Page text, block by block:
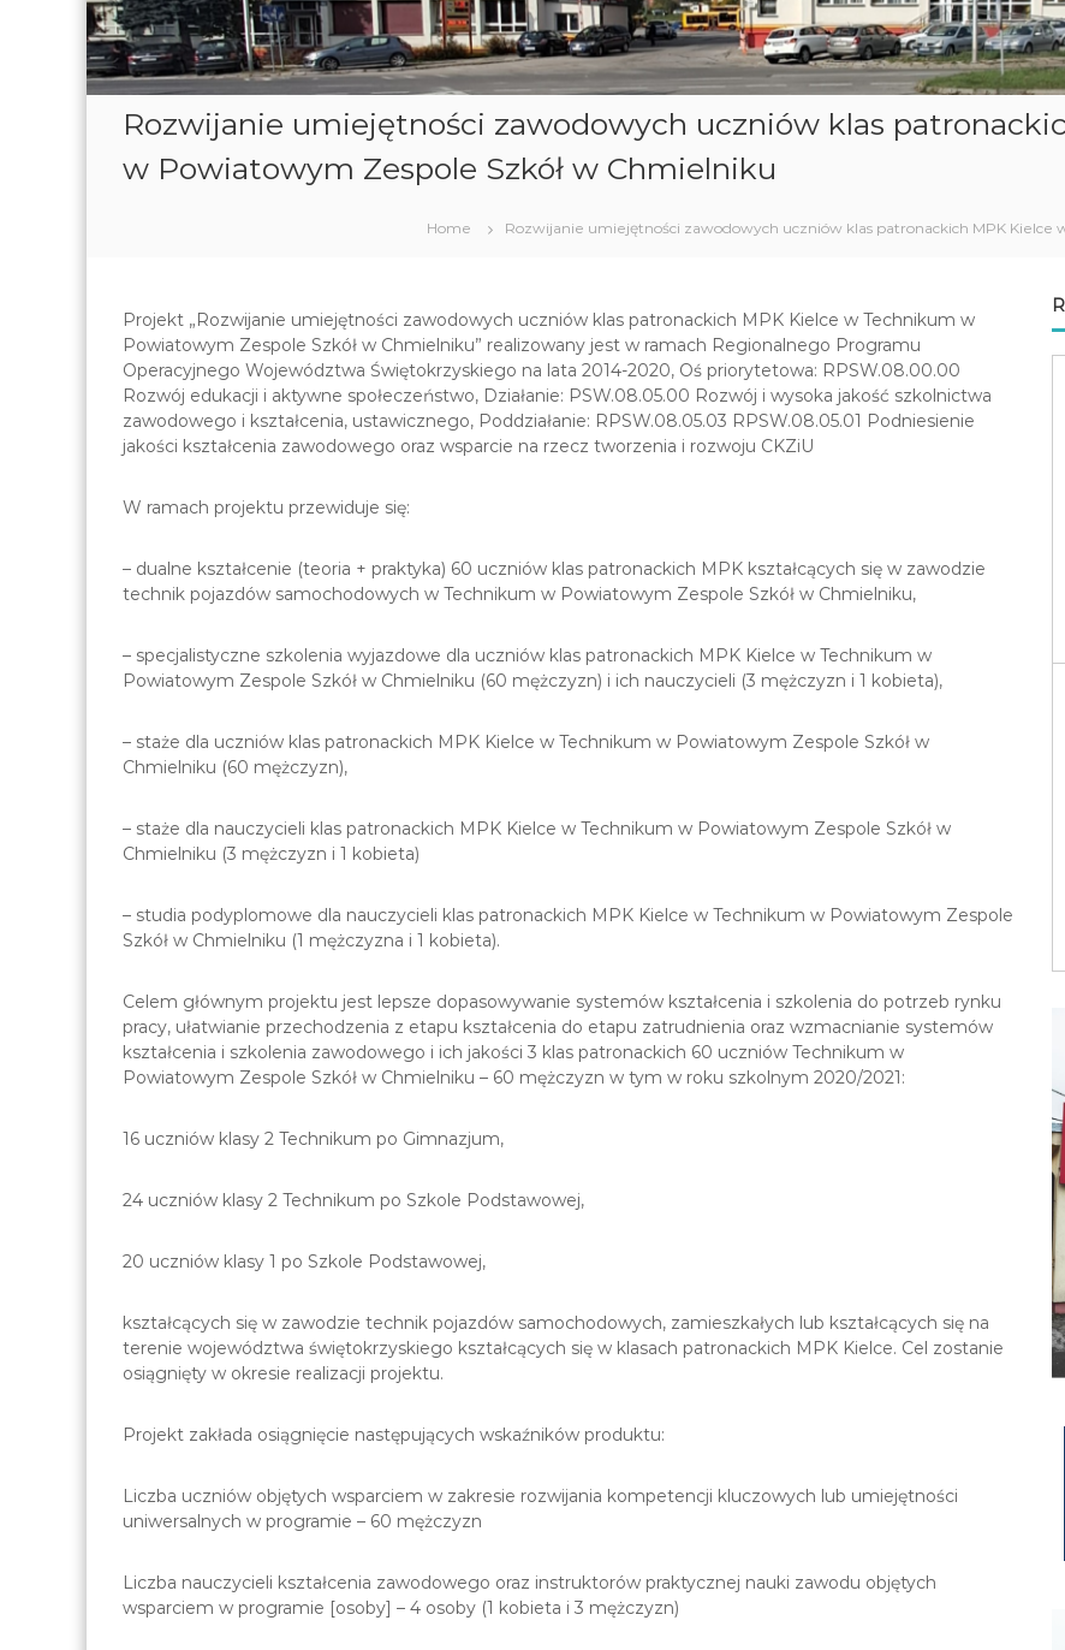
Rozwijanie umiejętności zawodowych uczniów klas
w Powiatowym Zespole Szkół w Chmielniku
Home Rozwijanie umiejętności zawodowych uczniów klas patronackich MPK
Projekt „Rozwijanie umiejętności zawodowych uczniów klas patronackich MPK Kielce w Technikum w
Powiatowym Zespole Szkół w Chmielniku” realizowany jest w ramach Regionalnego Programu
Operacyjnego Województwa Świętokrzyskiego na lata 2014-2020, Oś priorytetowa: RPSW.08.00.00
Rozwój edukacji i aktywne społeczeństwo, Działanie: PSW.08.05.00 Rozwój i wysoka jakość szkolnictwa
zawodowego i kształcenia, ustawicznego, Poddziałanie: RPSW.08.05.03 RPSW.08.05.01 Podniesienie
jakości kształcenia zawodowego oraz wsparcie na rzecz tworzenia i rozwoju CKZiU
W ramach projektu przewiduje się:
– dualne kształcenie (teoria + praktyka) 60 uczniów klas patronackich MPK kształcących się w zawodzie
technik pojazdów samochodowych w Technikum w Powiatowym Zespole Szkół w Chmielniku,
– specjalistyczne szkolenia wyjazdowe dla uczniów klas patronackich MPK Kielce w Technikum w
Powiatowym Zespole Szkół w Chmielniku (60 mężczyzn) i ich nauczycieli (3 mężczyzn i 1 kobieta),
– staże dla uczniów klas patronackich MPK Kielce w Technikum w Powiatowym Zespole Szkół w
Chmielniku (60 mężczyzn),
– staże dla nauczycieli klas patronackich MPK Kielce w Technikum w Powiatowym Zespole Szkół w
Chmielniku (3 mężczyzn i 1 kobieta)
– studia podyplomowe dla nauczycieli klas patronackich MPK Kielce w Technikum w Powiatowym Zespole
Szkół w Chmielniku (1 mężczyzna i 1 kobieta).
Celem głównym projektu jest lepsze dopasowywanie systemów kształcenia i szkolenia do potrzeb rynku
pracy, ułatwianie przechodzenia z etapu kształcenia do etapu zatrudnienia oraz wzmacnianie systemów
kształcenia i szkolenia zawodowego i ich jakości 3 klas patronackich 60 uczniów Technikum w
Powiatowym Zespole Szkół w Chmielniku – 60 mężczyzn w tym w roku szkolnym 2020/2021:
16 uczniów klasy 2 Technikum po Gimnazjum,
24 uczniów klasy 2 Technikum po Szkole Podstawowej,
20 uczniów klasy 1 po Szkole Podstawowej,
kształcących się w zawodzie technik pojazdów samochodowych, zamieszkałych lub kształcących się na
terenie województwa świętokrzyskiego kształcących się w klasach patronackich MPK Kielce. Cel zostanie
osiągnięty w okresie realizacji projektu.
Projekt zakłada osiągnięcie następujących wskaźników produktu:
Liczba uczniów objętych wsparciem w zakresie rozwijania kompetencji kluczowych lub umiejętności
uniwersalnych w programie – 60 mężczyzn
Liczba nauczycieli kształcenia zawodowego oraz instruktorów praktycznej nauki zawodu objętych
wsparciem w programie [osoby] – 4 osoby (1 kobieta i 3 mężczyzn)